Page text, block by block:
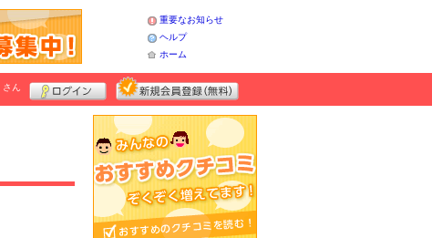
重要なお知らせ
ヘルプ
ホーム
さん